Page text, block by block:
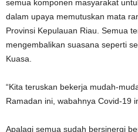
semua komponen masyarakat
dalam upaya memutuskan mata
Provinsi Kepulauan Riau. Semua
mengembalikan suasana seperti
Kuasa.
“Kita teruskan bekerja mudah-
Ramadan ini, wabahnya Covid-19
Apalagi semua sudah bersinergi